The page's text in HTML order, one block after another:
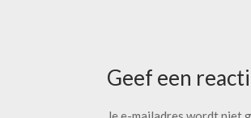
Geef een